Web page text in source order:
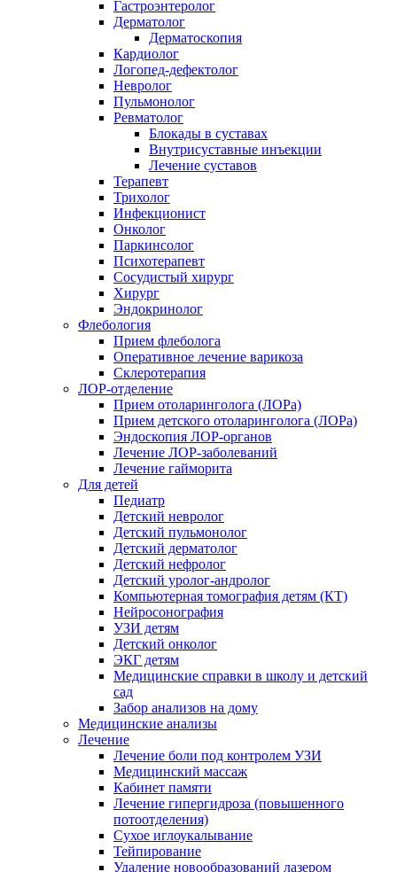
Гастроэнтеролог
Дерматолог
Дерматоскопия
Кардиолог
Логопед-дефектолог
Невролог
Пульмонолог
Ревматолог
Блокады в суставах
Внутрисуставные инъекции
Лечение суставов
Терапевт
Трихолог
Инфекционист
Онколог
Паркинсолог
Психотерапевт
Сосудистый хирург
Хирург
Эндокринолог
Флебология
Прием флеболога
Оперативное лечение варикоза
Склеротерапия
ЛОР-отделение
Прием отоларинголога (ЛОРа)
Прием детского отоларинголога (ЛОРа)
Эндоскопия ЛОР-органов
Лечение ЛОР-заболеваний
Лечение гайморита
Для детей
Педиатр
Детский невролог
Детский пульмонолог
Детский дерматолог
Детский нефролог
Детский уролог-андролог
Компьютерная томография детям (КТ)
Нейросонография
УЗИ детям
Детский онколог
ЭКГ детям
Медицинские справки в школу и детский
сад
Забор анализов на дому
Медицинские анализы
Лечение
Лечение боли под контролем УЗИ
Медицинский массаж
Кабинет памяти
Лечение гипергидроза (повышенного
потоотделения)
Сухое иглоукалывание
Тейпирование
Удаление новообразований лазером